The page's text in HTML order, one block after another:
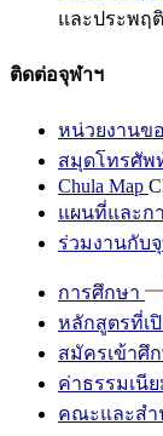
และประพฤ
ติดต่อจุฬาฯ
หน่วยงานข
สมุดโทรศัพ
Chula Map
แผนที่และก
ร่วมงานกับ
การศึกษา
หลักสูตรที่เ
สมัครเข้าศึ
ค่าธรรมเนี
คณะและสำ